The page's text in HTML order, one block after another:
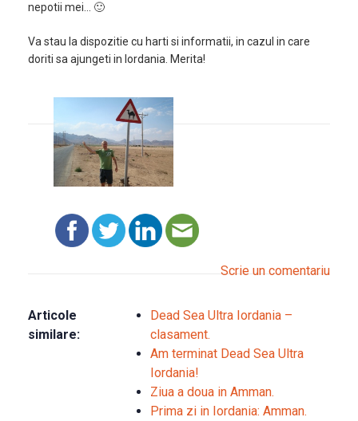
nepotii mei… 🙂
Va stau la dispozitie cu harti si informatii, in cazul in care
doriti sa ajungeti in Iordania. Merita!
Scrie un comentariu
Articole
similare:
Dead Sea Ultra Iordania –
clasament.
Am terminat Dead Sea Ultra
Iordania!
Ziua a doua in Amman.
Prima zi in Iordania: Amman.